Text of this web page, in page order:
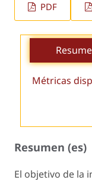
PDF
Métricas
Resumen (es)
El objetivo de la